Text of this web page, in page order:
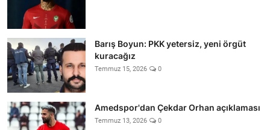
Barış Boyun: PKK yetersiz, yeni örgüt
kuracağız
Temmuz 15, 2026 0
Amedspor'dan Çekdar Orhan açıklaması
Temmuz 13, 2026 0